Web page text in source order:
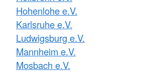
Hohenlohe e.V.
Karlsruhe e.V.
Ludwigsburg e.V.
Mannheim e.V.
Mosbach e.V.